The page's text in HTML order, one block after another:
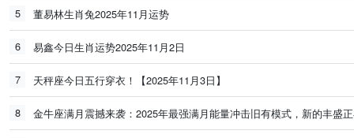
5 董易林生肖兔2025年11月运势
6 易鑫今日生肖运势2025年11月2日
7 天秤座今日五行穿衣！【2025年11月3日】
8 金牛座满月震撼来袭：2025年最强满月能量冲击旧有模式，新的丰盛